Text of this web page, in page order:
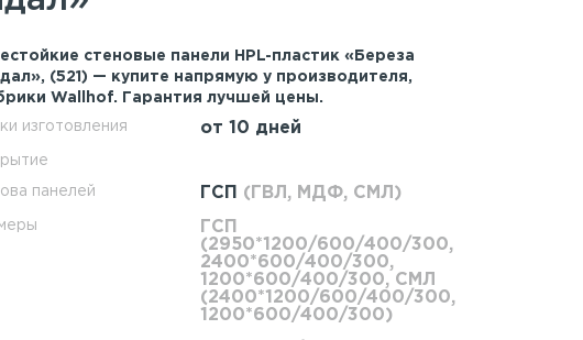
стеновые панели HPL-пластик «Береза
(521) — купите напрямую у производителя,
Wallhof. Гарантия лучшей цены.
изготовления от 10 дней
панелей ГСП (ГВЛ, МДФ, СМЛ)
ГСП
(2950*1200/600/400/300,
2400*600/400/300,
1200*600/400/300, СМЛ
(2400*1200/600/400/300,
1200*600/400/300)